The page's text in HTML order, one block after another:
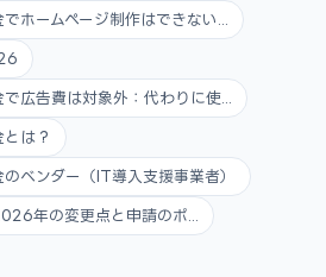
ホームページ制作はできない...
広告費は対象外：代わりに使...
は？
ベンダー（IT導入支援事業者）
年の変更点と申請のポ...